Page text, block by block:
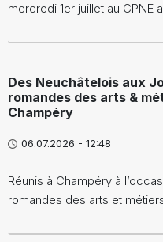
mercredi 1er juillet au CPNE
Des Neuchâtelois aux
romandes des arts &
Champéry
06.07.2026 - 12:48
Réunis à Champéry à
romandes des arts et